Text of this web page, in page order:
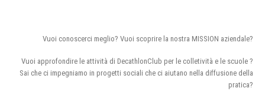
Vuoi conoscerci meglio? Vuoi scoprire la nostra MISSION aziendale?
Vuoi approfondire le attività di DecathlonClub per le colletività e le scuole ?
Sai che ci impegniamo in progetti sociali che ci aiutano nella diffusione della
pratica?